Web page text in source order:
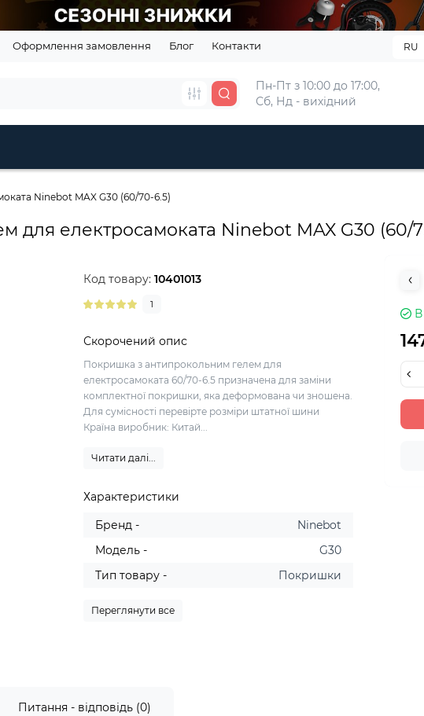
Оформлення замовлення Блог Контакти RU
Пн-Пт з 10:00 до 17:00,
Сб, Нд - вихідний
Ninebot MAX G30 (60/70-6.5)
для електросамоката Ninebot MAX G30 (60/
Код товару:10401013
1
Скорочений опис
Покришка з антипрокольним гелем для
електросамоката 60/70-6.5 призначена для заміни
комплектної покришки, яка деформована чи зношена.
Для сумісності перевірте розміри штатної шини
Країна виробник: Китай...
Читати далі...
Характеристики
Бренд -
Ninebot
Модель -
G30
Тип товару -
Покришки
Переглянути все
Питання - відповідь (0)